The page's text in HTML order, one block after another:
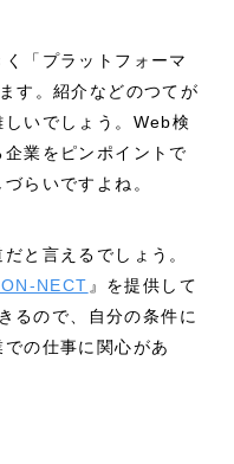
「プラットフォーマ
す。紹介などのつてが
いでしょう。Web検
業をピンポイントで
らいですよね。
と言えるでしょう。
NECT 』を提供して
るので、自分の条件に
の仕事に関心があ